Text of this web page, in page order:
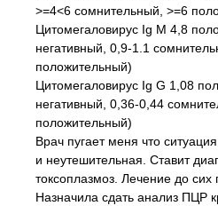
>=4<6 сомнительный, >=6
Цитомегаловирус Ig M 4,8
негативный, 0,9-1.1
положительный)
Цитомегаловирус Ig G 1,08
негативный, 0,36-0,44
положительный)
Врач пугает меня что
и неутешительная. Ставит
токсоплазмоз. Лечение до сих
Назначила сдать анализ ПЦР